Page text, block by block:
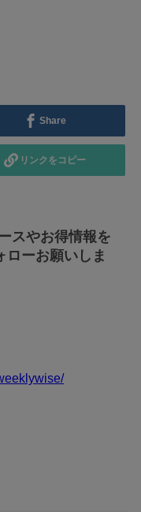
Share
リンクをコピー
スやお得情報を
ローお願いしま